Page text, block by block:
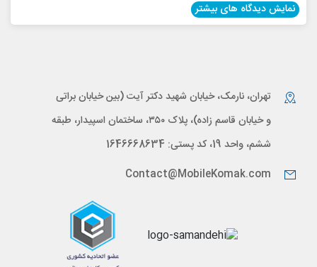
نمایش دیدگاه های بیشتر
تهران، نارمک، خیابان شهید دکتر آیت (بین خیابان براتی
و خیابان قاسم زاده)، پلاک ۳۵۰، ساختمان اسپیدار، طبقه
ششم، واحد 19، کد پستی: 1646668634
Contact@MobileKomak.com